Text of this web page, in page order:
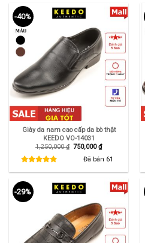
-40%
Giày da nam cao cấp da bò thật
KEEDO VO-14031
1,250,000₫ Giá
750,000₫Giá
hiện
tại
Đã bán 61
-29%